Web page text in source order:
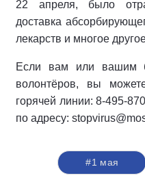
22 апреля, было
доставка
лекарств и многое
Если вам или вашим
волонтёров, вы
горячей линии: 8-495-
по адресу:
#1 мая